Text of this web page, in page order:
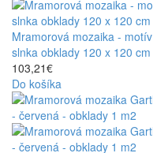
Mramorová mozaika - motív
slnka obklady 120 x 120 cm
103,21€
Do košíka